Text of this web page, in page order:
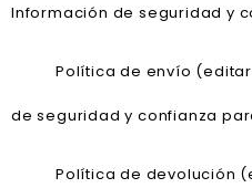
Información de seguridad y
Política de envío
de seguridad y confianza
Política de devolución